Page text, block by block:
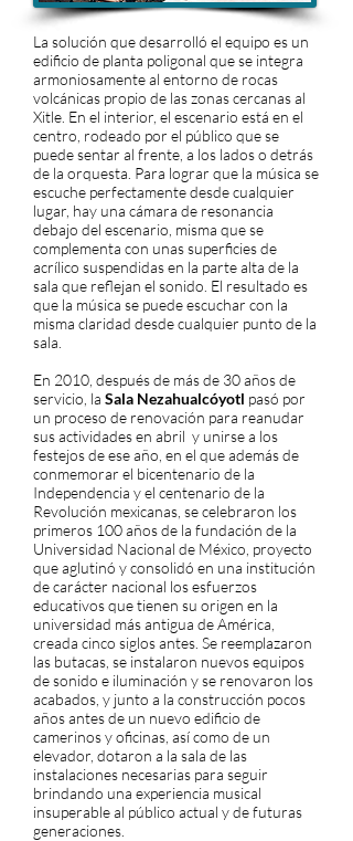
La solución que desarrolló el equipo es un
edificio de planta poligonal que se integra
armoniosamente al entorno de rocas
volcánicas propio de las zonas cercanas al
Xitle. En el interior, el escenario está en el
centro, rodeado por el público que se
puede sentar al frente, a los lados o detrás
de la orquesta. Para lograr que la música se
escuche perfectamente desde cualquier
lugar, hay una cámara de resonancia
debajo del escenario, misma que se
complementa con unas superficies de
acrílico suspendidas en la parte alta de la
sala que reflejan el sonido. El resultado es
que la música se puede escuchar con la
misma claridad desde cualquier punto de la
sala.
En 2010, después de más de 30 años de
servicio, la Sala Nezahualcóyotl pasó por
un proceso de renovación para reanudar
sus actividades en abril y unirse a los
festejos de ese año, en el que además de
conmemorar el bicentenario de la
Independencia y el centenario de la
Revolución mexicanas, se celebraron los
primeros 100 años de la fundación de la
Universidad Nacional de México, proyecto
que aglutinó y consolidó en una institución
de carácter nacional los esfuerzos
educativos que tienen su origen en la
universidad más antigua de América,
creada cinco siglos antes. Se reemplazaron
las butacas, se instalaron nuevos equipos
de sonido e iluminación y se renovaron los
acabados, y junto a la construcción pocos
años antes de un nuevo edificio de
camerinos y oficinas, así como de un
elevador, dotaron a la sala de las
instalaciones necesarias para seguir
brindando una experiencia musical
insuperable al público actual y de futuras
generaciones.